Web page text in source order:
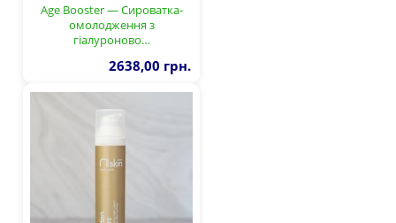
Age Booster — Сироватка-
омолодження з
гіалуроново…
2638,00 грн.